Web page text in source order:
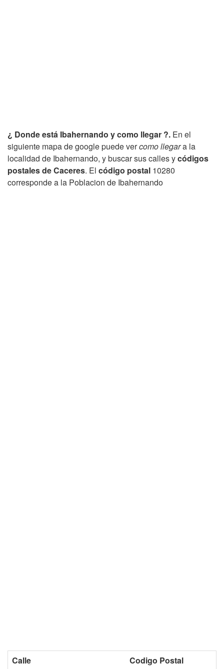
¿ Donde está Ibahernando y como llegar ?. En el
siguiente mapa de google puede vercomo llegara la
localidad de Ibahernando, y buscar sus calles ycódigos
postales de Caceres. El código postal 10280
corresponde a la Poblacion de Ibahernando
Calle Codigo Postal